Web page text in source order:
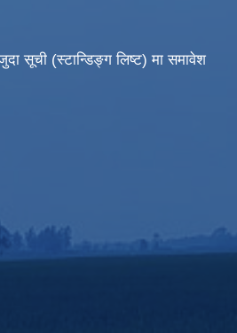
सूची (स्टान्डिङ्ग लिष्ट) मा समावेश